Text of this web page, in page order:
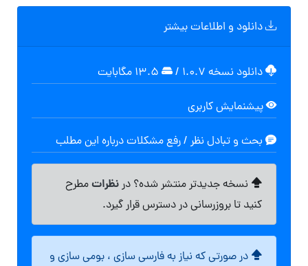
دانلود و اطلاعات بیشتر
دانلود نسخه ۱.۰.۷ /
پیشنمایش کاربری
بحث و تبادل نظر / رفع مشکلات درباره این مطلب
نسخه جدیدتر منتشر شده؟ درنظراتمطرح
کنید تا بروزرسانی در دسترس قرار گیرد.
در صورتی که نیاز به فارسی سازی ، بومی سازی و